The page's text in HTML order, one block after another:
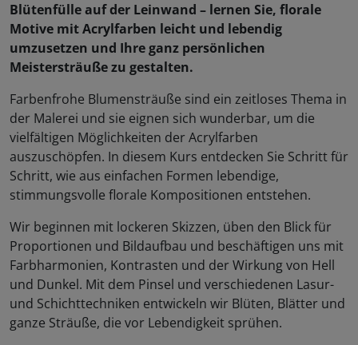
Blütenfülle auf der Leinwand – lernen Sie, florale
Motive mit Acrylfarben leicht und lebendig
umzusetzen und Ihre ganz persönlichen
Meistersträuße zu gestalten.
Farbenfrohe Blumensträuße sind ein zeitloses Thema in
der Malerei und sie eignen sich wunderbar, um die
vielfältigen Möglichkeiten der Acrylfarben
auszuschöpfen. In diesem Kurs entdecken Sie Schritt für
Schritt, wie aus einfachen Formen lebendige,
stimmungsvolle florale Kompositionen entstehen.
Wir beginnen mit lockeren Skizzen, üben den Blick für
Proportionen und Bildaufbau und beschäftigen uns mit
Farbharmonien, Kontrasten und der Wirkung von Hell
und Dunkel. Mit dem Pinsel und verschiedenen Lasur-
und Schichttechniken entwickeln wir Blüten, Blätter und
ganze Sträuße, die vor Lebendigkeit sprühen.